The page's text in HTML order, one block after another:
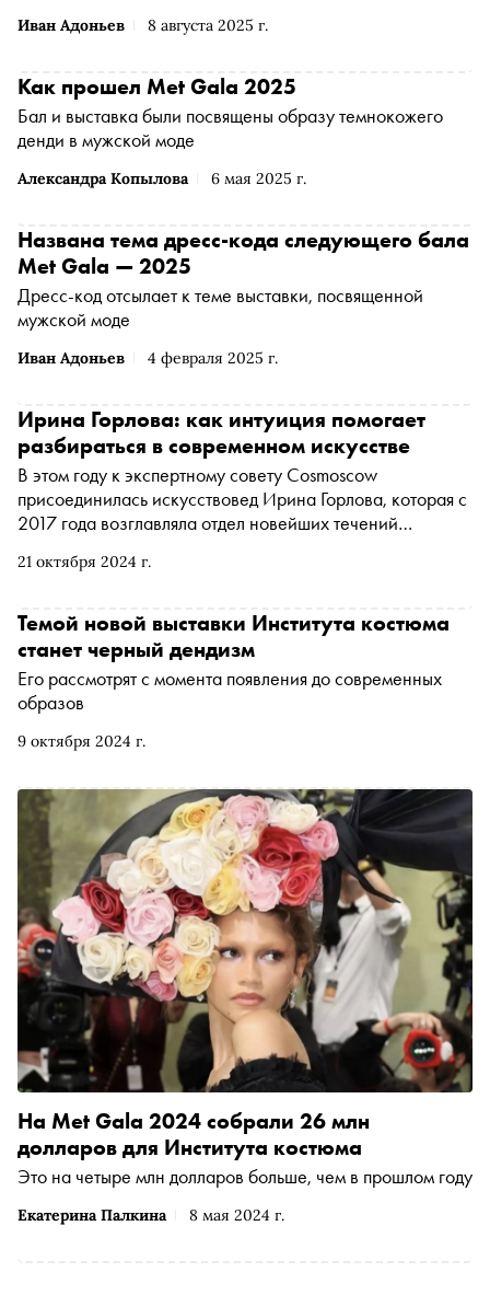
Иван Адоньев 8 августа 2025 г.
Александра Копылова 6 мая 2025 г.
Как прошел Met Gala 2025
Бал и выставка были посвящены образу темнокожего
денди в мужской моде
Иван Адоньев 4 февраля 2025 г.
Названа тема дресс-кода следующего бала
Met Gala — 2025
Дресс-код отсылает к теме выставки, посвященной
мужской моде
21 октября 2024 г.
Ирина Горлова: как интуиция помогает
разбираться в современном искусстве
В этом году к экспертному совету Cosmoscow
присоединилась искусствовед Ирина Горлова, которая с
2017 года возглавляла отдел новейших течений
покинула должность, чтобы развивать карьеру
Ирина Горлова рассказала об искусствоведческой
интуиции, времени дикости в российском современном
искусстве и опыте работы в команде Cosmoscow
9 октября 2024 г.
Темой новой выставки Института костюма
станет черный дендизм
Его рассмотрят с момента появления до современных
образов
Екатерина Палкина 8 мая 2024 г.
На Met Gala 2024 собрали 26 млн
долларов для Института костюма
Это на четыре млн долларов больше, чем в прошлом году